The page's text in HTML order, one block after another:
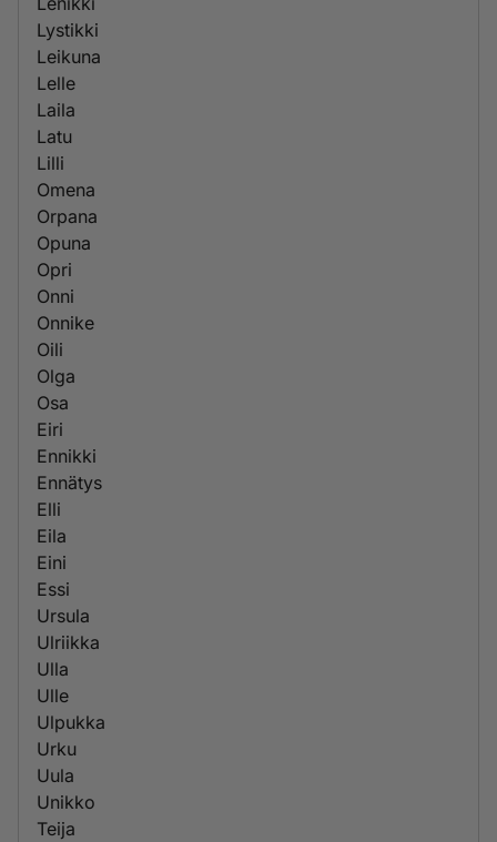
Lystikki
Leikuna
Lelle
Laila
Latu
Lilli
Omena
Orpana
Opuna
Opri
Onni
Onnike
Oili
Olga
Osa
Eiri
Ennikki
Ennätys
Elli
Eila
Eini
Essi
Ursula
Ulriikka
Ulla
Ulle
Ulpukka
Urku
Uula
Unikko
Teija